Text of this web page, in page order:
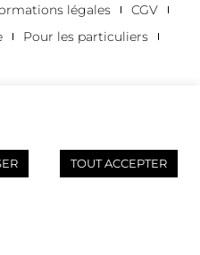
légales
CGV
Pour les particuliers
TOUT ACCEPTER